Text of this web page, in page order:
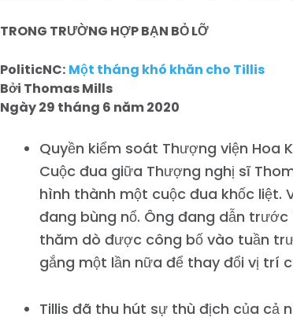
TRONG TRƯỜNG HỢP BẠN BỎ LỠ
PoliticNC: Một tháng khó khăn cho Tillis
Bởi Thomas Mills
Ngày 29 tháng 6 năm 2020
Quyền kiểm soát Thượng viện Hoa
Cuộc đua giữa Thượng nghị sĩ
hình thành một cuộc đua khốc liệt.
đang bùng nổ. Ông đang dẫn
thăm dò được công bố vào tuần
gắng một lần nữa để thay đổi vị trí
Tillis đã thu hút sự thù địch của cả